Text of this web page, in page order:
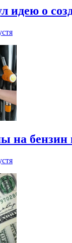
идею о
на бензин